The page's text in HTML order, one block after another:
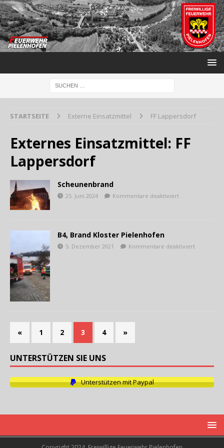
STARTSEITE Externe Einsatzmittel FF Lappersdorf
Externes Einsatzmittel: FF
Lappersdorf
Scheunenbrand
25. Juni 2024 Kommentare deaktiviert
B4, Brand Kloster Pielenhofen
5. Dezember 2021 Kommentare deaktiviert
« 1 2 3 4 »
UNTERSTÜTZEN SIE UNS
Unterstützen mit Paypal